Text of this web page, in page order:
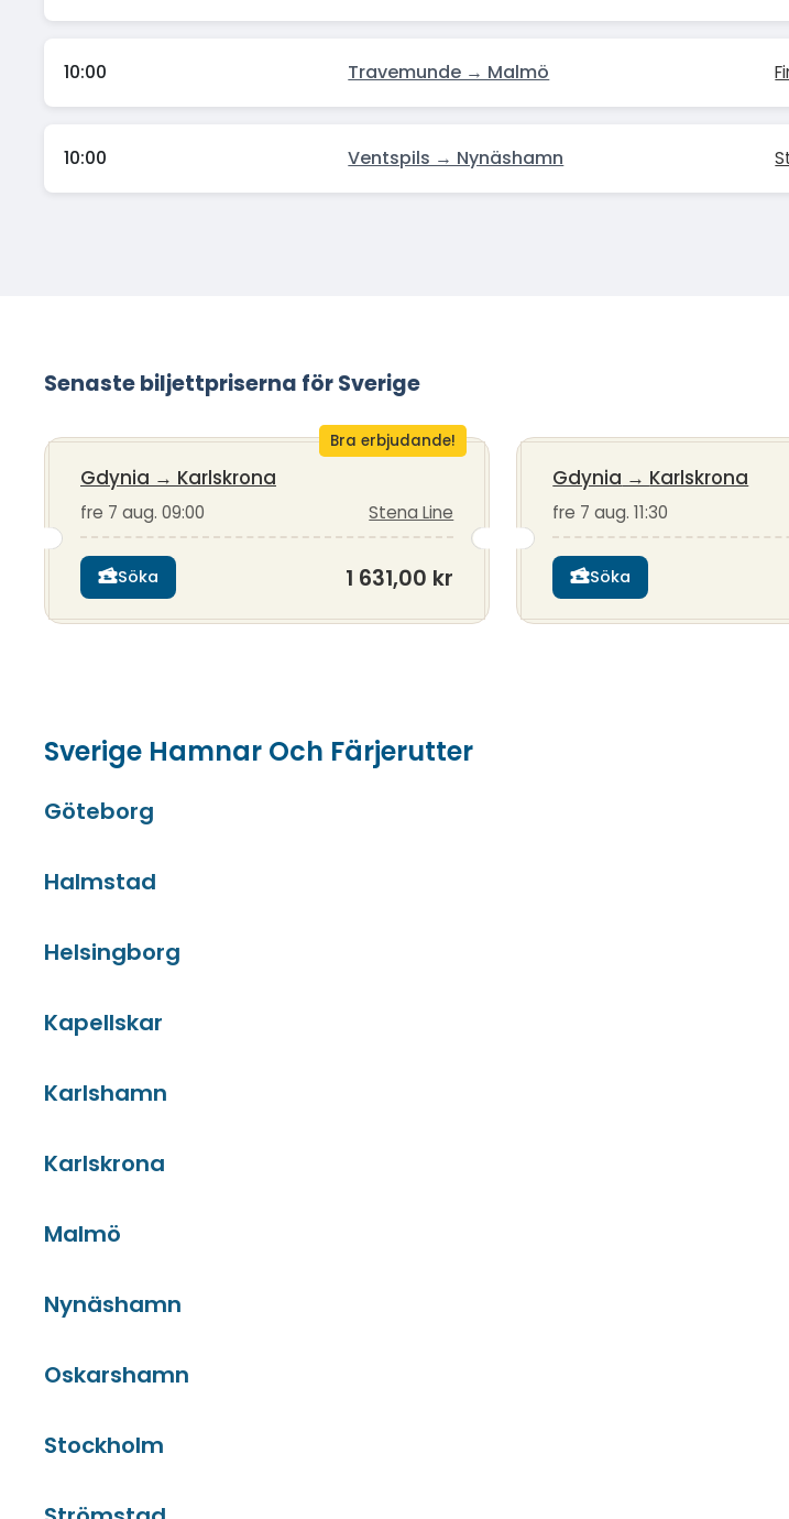
10:00 Travemunde → Malmö
10:00 Ventspils → Nynäshamn
Senaste biljettpriserna för Sverige
Bra erbjudande!
Gdynia → Karlskrona
fre 7 aug. 09:00 Stena Line
Söka 1 631,00 kr
Gdynia → Karlskrona
fre 7 aug. 11:30
Söka
Sverige Hamnar Och Färjerutter
Göteborg
Halmstad
Helsingborg
Kapellskar
Karlshamn
Karlskrona
Malmö
Nynäshamn
Oskarshamn
Stockholm